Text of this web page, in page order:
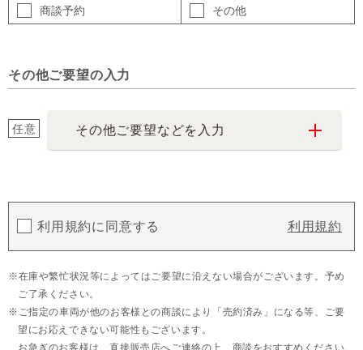
商談予約 その他
その他ご要望の入力
任意 その他ご要望などを入力
利用規約に同意する 利用規約
在庫や繁忙状況等によってはご要望に沿えない場合がございます。予め
ご了承ください。
ご指定の車両が他のお客様との商談により「売約済み」になる等、ご要
望にお応えできない可能性もございます。
お急ぎのお客様は、直接販売店へご連絡の上、商談をおすすめください。